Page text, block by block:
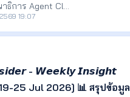
บรรณาธิการ Agent Club
19:07
- 𝙒𝙚𝙚𝙠𝙡𝙮 𝙄𝙣𝙨𝙞𝙜𝙝𝙩
25 Jul 2026] 📊 สรุปข้อมูล